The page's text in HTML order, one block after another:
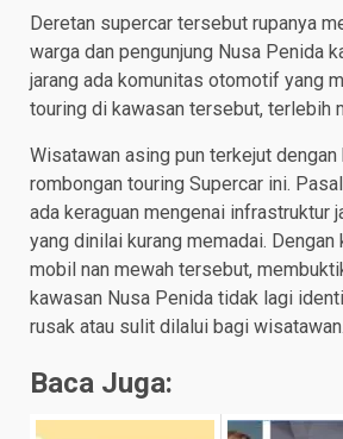
Deretan supercar tersebut rupanya
warga dan pengunjung Nusa Penida
jarang ada komunitas otomotif yang
touring di kawasan tersebut, terlebih
Wisatawan asing pun terkejut dengan
rombongan touring Supercar ini.
ada keraguan mengenai infrastruktur
yang dinilai kurang memadai.
mobil nan mewah tersebut,
kawasan Nusa Penida tidak lagi
rusak atau sulit dilalui bagi wisatawan.
Baca Juga: